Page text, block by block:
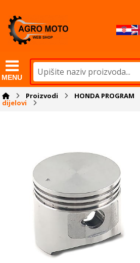
MENU
Proizvodi HONDA PROGRAM
dijelovi